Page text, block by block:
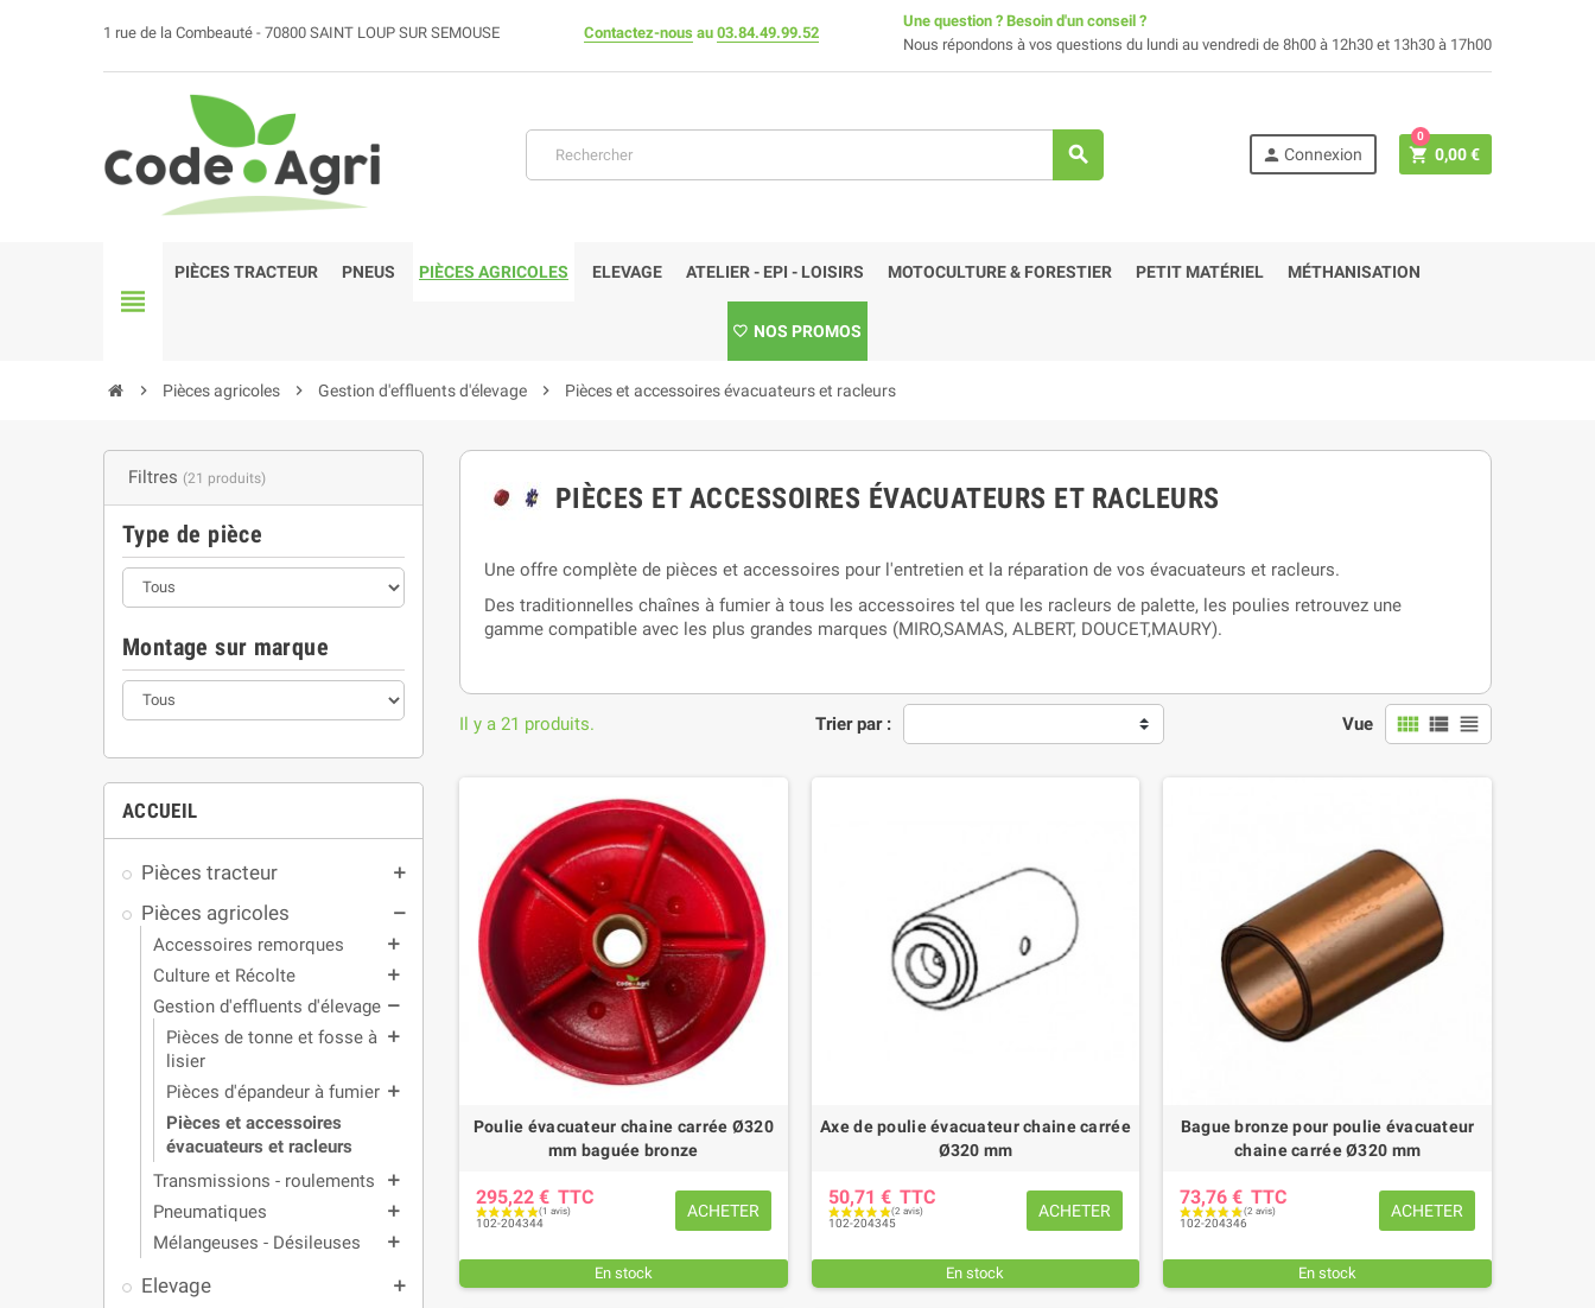
1 rue de la Combeauté - 70800 SAINT LOUP SUR SEMOUSE Contactez-nous au 03.84.49.99.52
Une question ? Besoin d'un conseil ?
Nous répondons à vos questions du lundi au vendredi de 8h00 à 12h30 et 13h30 à 17h00
search person Connexion shopping_cart 0,00 €
0
view_headline
PIÈCES TRACTEUR PNEUS PIÈCES AGRICOLES ELEVAGE ATELIER - EPI - LOISIRS MOTOCULTURE & FORESTIER PETIT MATÉRIEL MÉTHANISATION
NOS PROMOS
chevron_right Pièces agricoles chevron_right Gestion d'effluents d'élevage chevron_right Pièces et accessoires évacuateurs et racleurs
Filtres (21 produits)
Type de pièce
Montage sur marque
ACCUEIL
Pièces tracteur add
Pièces agricoles remove
Accessoires remorques add
Culture et Récolte add
Gestion d'effluents d'élevage remove
Pièces de tonne et fosse à
lisier
add
Pièces d'épandeur à fumier add
Pièces et accessoires
évacuateurs et racleurs
Transmissions - roulements
add
Pneumatiques add
Mélangeuses - Désileuses add
Elevage add
PIÈCES ET ACCESSOIRES ÉVACUATEURS ET RACLEURS
Une offre complète de pièces et accessoires pour l'entretien et la réparation de vos évacuateurs et racleurs.
Des traditionnelles chaînes à fumier à tous les accessoires tel que les racleurs de palette, les poulies retrouvez une
gamme compatible avec les plus grandes marques (MIRO,SAMAS, ALBERT, DOUCET,MAURY).
Trier par : Vue view_comfy view_list view_headline
Il y a 21 produits.
Poulie évacuateur chaine carrée Ø320
mm baguée bronze
295,22 € TTC
102-204344
ACHETER
En stock
Axe de poulie évacuateur chaine carrée
Ø320 mm
50,71 € TTC
102-204345
ACHETER
En stock
Bague bronze pour poulie évacuateur
chaine carrée Ø320 mm
73,76 € TTC
102-204346
ACHETER
En stock